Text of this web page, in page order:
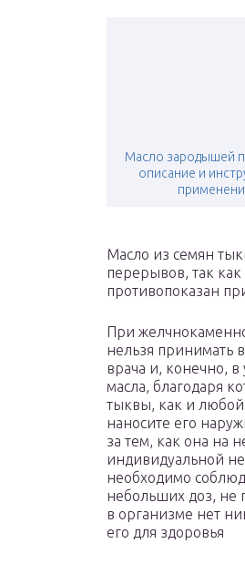
Масло зародышей
описание и
Масло из семян
перерывов, так
противопоказан
При
нельзя принимать
врача и, конечно,
масла, благодаря
тыквы, как и
наносите его
за тем, как она на
индивидуальной
необходимо
небольших доз, не
в организме нет
его для здоровья